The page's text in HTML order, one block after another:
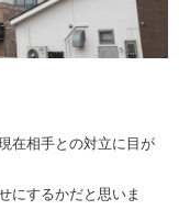
在相手との対立に目が
にするかだと思いま